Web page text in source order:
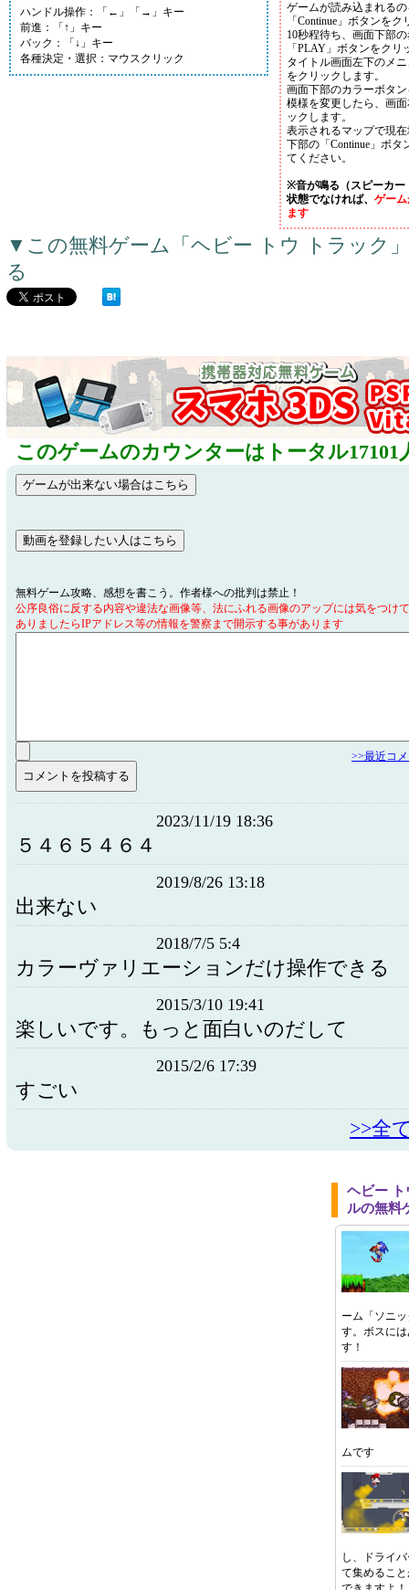
ハンドル操作：「←」「→」キー
前進：「↑」キー
バック：「↓」キー
各種決定・選択：マウスクリック
ゲームが読み込まれる
「Continue」ボタンを
10秒程待ち、画面下部
「PLAY」ボタンをクリ
タイトル画面左下のメニ
をクリックします。
画面下部のカラーボタ
模様を変更したら、画
ックします。
表示されるマップで現
下部の「Continue」ボ
てください。
※音が鳴る（スピーカー
状態でなければ、 ゲー
ます
▼この無料ゲーム「ヘビー トウ トラック
る
このゲームのカウンターはトータル17101
無料ゲーム攻略、感想を書こう。作者様への批判は禁止！
公序良俗に反する内容や違法な画像等、法にふれる画像のアップには気をつけ
ありましたらIPアドレス等の情報を警察まで開示する事があります
>>最近コ
2023/11/19 18:36
５４６５４６４
2019/8/26 13:18
出来ない
2018/7/5 5:4
カラーヴァリエーションだけ操作できる
2015/3/10 19:41
楽しいです。もっと面白いのだして
2015/2/6 17:39
すごい
>>全
ヘビー ト
ルの無料
ーム「ソニ
す。ボスに
す！
ムです
し、ドライ
て集めるこ